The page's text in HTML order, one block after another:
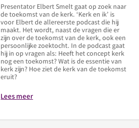
Presentator Elbert Smelt gaat op zoek naar
de toekomst van de kerk. ‘Kerk en ik’ is
voor Elbert de allereerste podcast die hij
maakt. Het wordt, naast de vragen die er
zijn over de toekomst van de kerk, ook een
persoonlijke zoektocht. In de podcast gaat
hij in op vragen als: Heeft het concept kerk
nog een toekomst? Wat is de essentie van
kerk zijn? Hoe ziet de kerk van de toekomst
eruit?
Lees meer